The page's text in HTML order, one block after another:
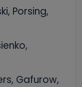
Porsing,
Gafurow,